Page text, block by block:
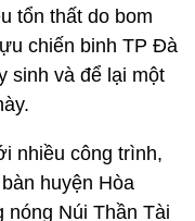
tổn thất do bom
chiến binh TP Đà
sinh và để lại một
nhiều công trình,
huyện Hòa
nóng Núi Thần Tài